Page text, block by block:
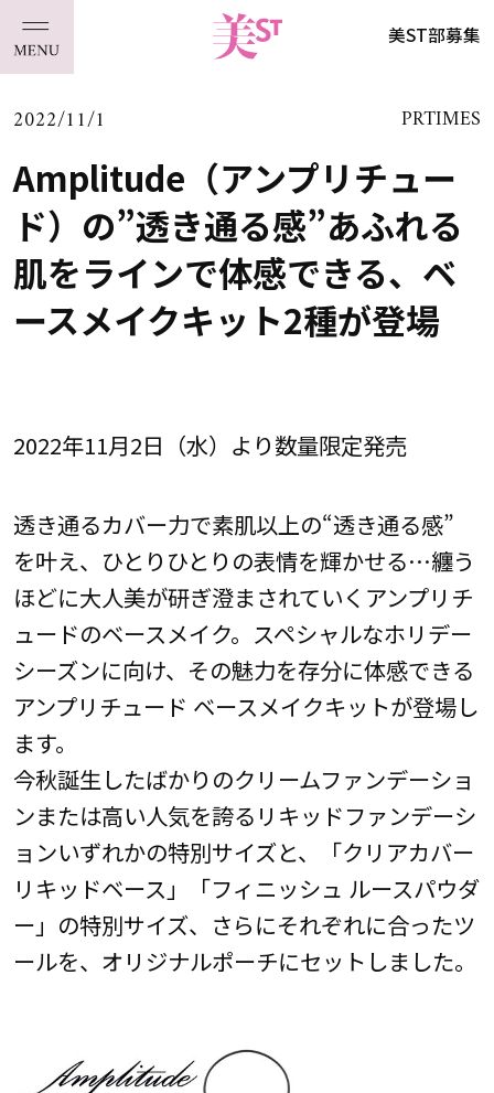
美ST部募集
2022/11/1 PRTIMES
Amplitude（アンプリチュー
ド）の”透き通る感”あふれる
肌をラインで体感できる、ベ
ースメイクキット2種が登場
2022年11月2日（水）より数量限定発売
透き通るカバー力で素肌以上の“透き通る感”
を叶え、ひとりひとりの表情を輝かせる…纏う
ほどに大人美が研ぎ澄まされていくアンプリチ
ュードのベースメイク。スペシャルなホリデー
シーズンに向け、その魅力を存分に体感できる
アンプリチュード ベースメイクキットが登場し
ます。
今秋誕生したばかりのクリームファンデーショ
ンまたは高い人気を誇るリキッドファンデーシ
ョンいずれかの特別サイズと、「クリアカバー
リキッドベース」「フィニッシュ ルースパウダ
ー」の特別サイズ、さらにそれぞれに合ったツ
ールを、オリジナルポーチにセットしました。